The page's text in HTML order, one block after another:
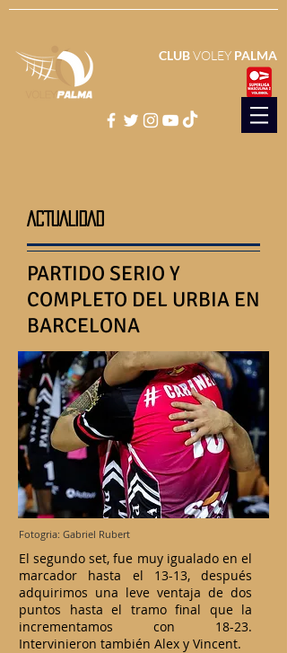
CLUBVOLEY PALMA
ACTUALIDAD
PARTIDO SERIO Y
COMPLETO DEL URBIA EN
BARCELONA
Fotogria: Gabriel Rubert
El segundo set, fue muy igualado en el
marcador hasta el 13-13, después
adquirimos una leve ventaja de dos
puntos hasta el tramo final que la
incrementamos con 18-23.
Intervinieron también Alex y Vincent.